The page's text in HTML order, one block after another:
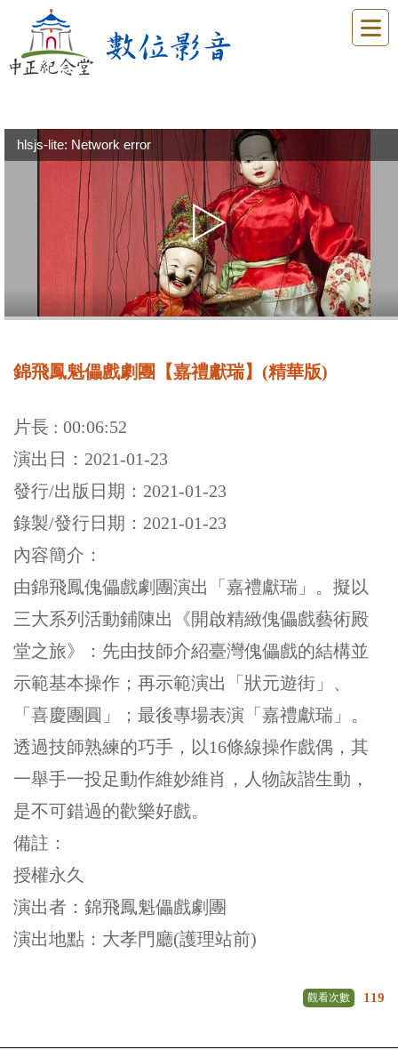
hlsjs-lite: Network error
錦飛鳳魁儡戲劇團【嘉禮獻瑞】(精華版)
片長 : 00:06:52
演出日：2021-01-23
發行/出版日期：2021-01-23
錄製/發行日期：2021-01-23
內容簡介：
由錦飛鳳傀儡戲劇團演出「嘉禮獻瑞」。擬以
三大系列活動鋪陳出《開啟精緻傀儡戲藝術殿
堂之旅》：先由技師介紹臺灣傀儡戲的結構並
示範基本操作；再示範演出「狀元遊街」、
「喜慶團圓」；最後專場表演「嘉禮獻瑞」。
透過技師熟練的巧手，以16條線操作戲偶，其
一舉手一投足動作維妙維肖，人物詼諧生動，
是不可錯過的歡樂好戲。
備註：
授權永久
演出者：錦飛鳳魁儡戲劇團
演出地點：大孝門廳(護理站前)
觀看次數 119